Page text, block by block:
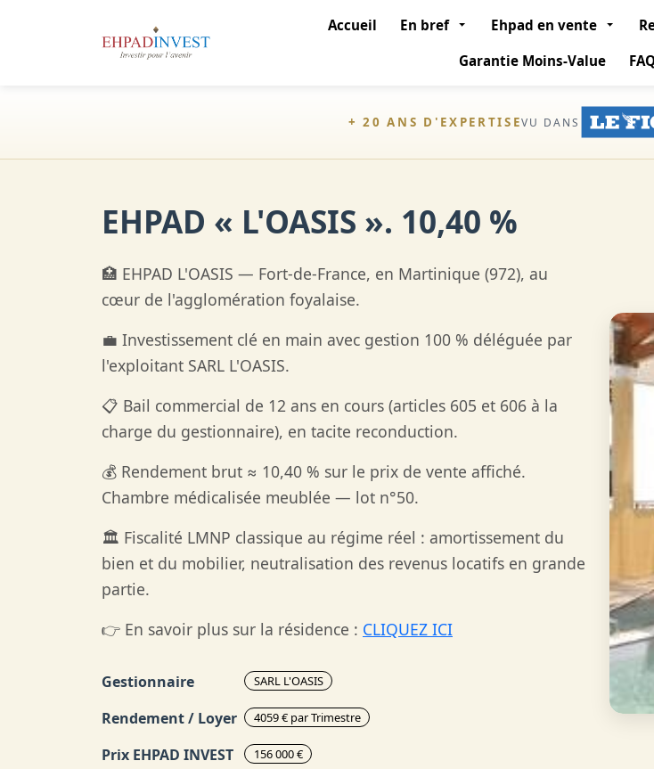
Accueil En bref Ehpad en vente
Garantie Moins-Value
+ 20 ANS D'EXPERTISEVU DANS
EHPAD « L'OASIS ». 10,40 %
🏥 EHPAD L'OASIS — Fort-de-France, en Martinique (972), au
cœur de l'agglomération foyalaise.
💼 Investissement clé en main avec gestion 100 % déléguée par
l'exploitant SARL L'OASIS.
📋 Bail commercial de 12 ans en cours (articles 605 et 606 à la
charge du gestionnaire), en tacite reconduction.
💰 Rendement brut ≈ 10,40 % sur le prix de vente affiché.
Chambre médicalisée meublée — lot n°50.
🏛️ Fiscalité LMNP classique au régime réel : amortissement du
bien et du mobilier, neutralisation des revenus locatifs en grande
partie.
👉 En savoir plus sur la résidence : CLIQUEZ ICI
Gestionnaire SARL L'OASIS
Rendement / Loyer 4059 € par Trimestre
Prix EHPAD INVEST 156 000 €